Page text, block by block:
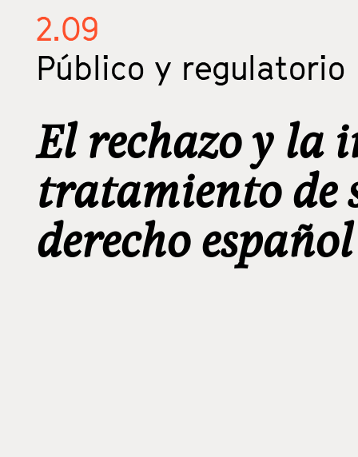
2.09
Público y regulatorio
El rechazo y la
tratamiento de
derecho español